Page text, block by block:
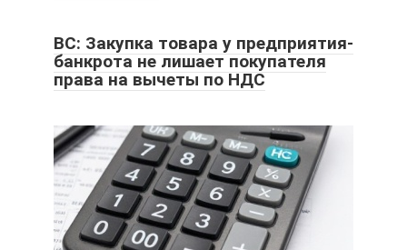
ВС: Закупка товара у предприятия-
банкрота не лишает покупателя
права на вычеты по НДС